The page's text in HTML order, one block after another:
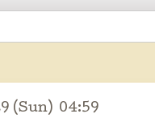
(Sun) 04:59